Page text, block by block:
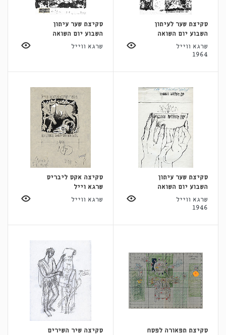
סקיצת שער לעיתון
השבוע יום השואה
שרגא ווייל
1964
סקיצת שער עיתון
השבוע יום השואה
שרגא ווייל
סקיצת שער עיתון
השבוע יום השואה
שרגא ווייל
1946
סקיצה אקס ליבריס
שרגא וייל
שרגא ווייל
סקיצת תפאורה לפסח
סקיצה שיר השירים